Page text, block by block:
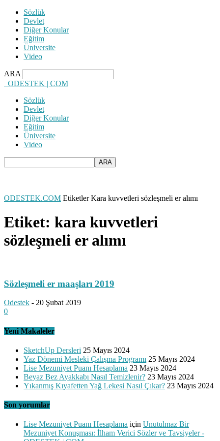
Sözlük
Devlet
Diğer Konular
Eğitim
Üniversite
Video
ARA
ODESTEK | COM
Sözlük
Devlet
Diğer Konular
Eğitim
Üniversite
Video
ODESTEK.COM Etiketler Kara kuvvetleri sözleşmeli er alımı
Etiket: kara kuvvetleri
sözleşmeli er alımı
Sözleşmeli er maaşları 2019
Odestek - 20 Şubat 2019
0
Yeni Makaleler
SketchUp Dersleri 25 Mayıs 2024
Yaz Dönemi Mesleki Çalışma Programı 25 Mayıs 2024
Lise Mezuniyet Puanı Hesaplama 23 Mayıs 2024
Beyaz Bez Ayakkabı Nasıl Temizlenir? 23 Mayıs 2024
Yıkanmış Kıyafetten Yağ Lekesi Nasıl Çıkar? 23 Mayıs 2024
Son yorumlar
Lise Mezuniyet Puanı Hesaplama için Unutulmaz Bir
Mezuniyet Konuşması: İlham Verici Sözler ve Tavsiyeler -